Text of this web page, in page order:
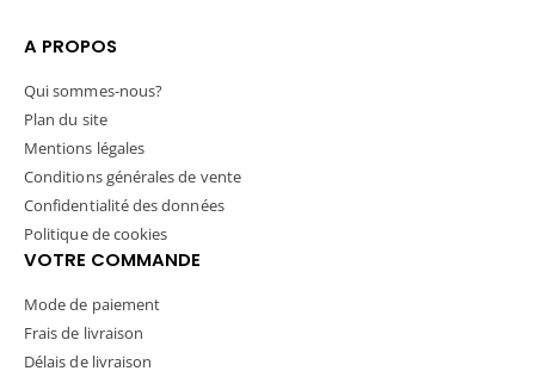
A PROPOS
Qui sommes-nous?
Plan du site
Mentions légales
Conditions générales de vente
Confidentialité des données
Politique de cookies
VOTRE COMMANDE
Mode de paiement
Frais de livraison
Délais de livraison